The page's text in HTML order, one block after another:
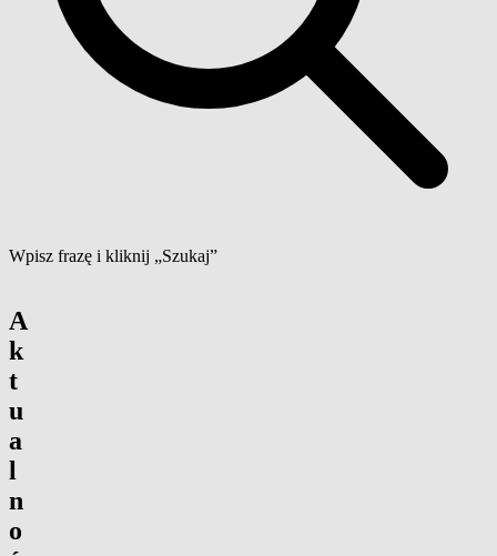
Wpisz frazę i kliknij „Szukaj”
A
k
t
u
a
l
n
o